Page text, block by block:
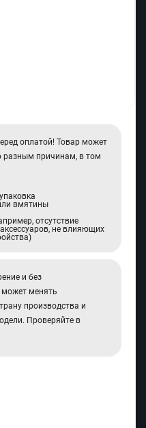
оплатой! Товар может
причинам, в том
вмятины
отсутствие
не влияющих
и без
менять
производства и
Проверяйте в